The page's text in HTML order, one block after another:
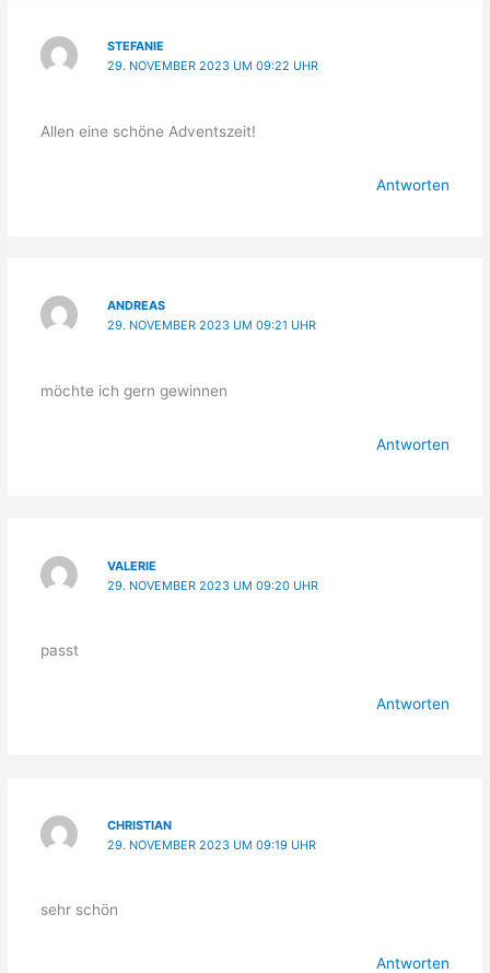
STEFANIE
29. NOVEMBER 2023 UM 09:22 UHR
Allen eine schöne Adventszeit!
Antworten
ANDREAS
29. NOVEMBER 2023 UM 09:21 UHR
möchte ich gern gewinnen
Antworten
VALERIE
29. NOVEMBER 2023 UM 09:20 UHR
passt
Antworten
CHRISTIAN
29. NOVEMBER 2023 UM 09:19 UHR
sehr schön
Antworten